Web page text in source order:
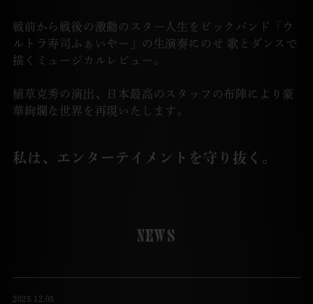
戦前から戦後の激動のスター人生をビックバンド「ウ
ルトラ寿司ふぁいやー」の生演奏にのせ 歌とダンスで
描くミュージカルレビュー。
植草克秀の演出、日本最高のスタッフの布陣により豪
華絢爛な世界を再現いたします。
私は、エンターテイメントを守り抜く。
NEWS
2025.12.05